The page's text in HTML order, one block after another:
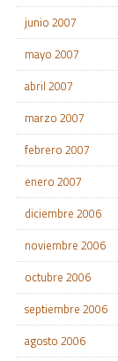
junio 2007
mayo 2007
abril 2007
marzo 2007
febrero 2007
enero 2007
diciembre 2006
noviembre 2006
octubre 2006
septiembre 2006
agosto 2006